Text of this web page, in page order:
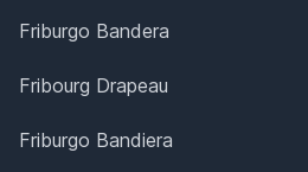
Friburgo Bandera
Fribourg Drapeau
Friburgo Bandiera